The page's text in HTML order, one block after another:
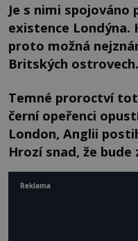
Je s nimi
existence Londýna.
proto možná
Britských ostrovech.
Temné proroctví
černí opeřenci
London, Anglii
Hrozí snad, že bude
Reklama